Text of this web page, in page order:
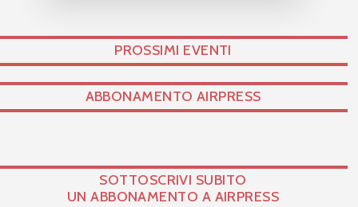
PROSSIMI EVENTI
ABBONAMENTO AIRPRESS
SOTTOSCRIVI SUBITO
UN ABBONAMENTO A AIRPRESS